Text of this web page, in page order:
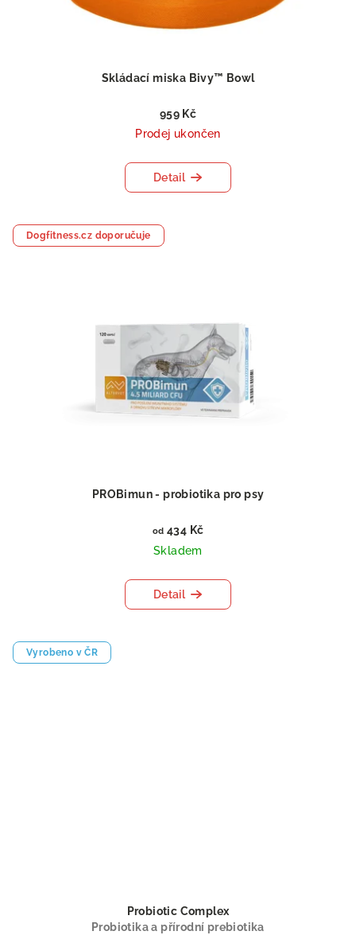
Skládací miska Bivy™ Bowl
959 Kč
Prodej ukončen
Detail
Dogfitness.cz doporučuje
PROBimun - probiotika pro psy
od 434 Kč
Skladem
Detail
Vyrobeno v ČR
Probiotic Complex
Probiotika a přírodní prebiotika